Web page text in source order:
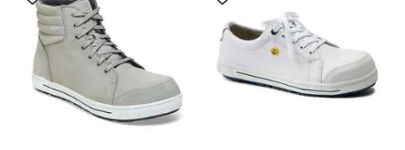
les
échantillons
couleurs
modifiera
l’image
les
échantillons
de
couleurs
modifiera
l’image